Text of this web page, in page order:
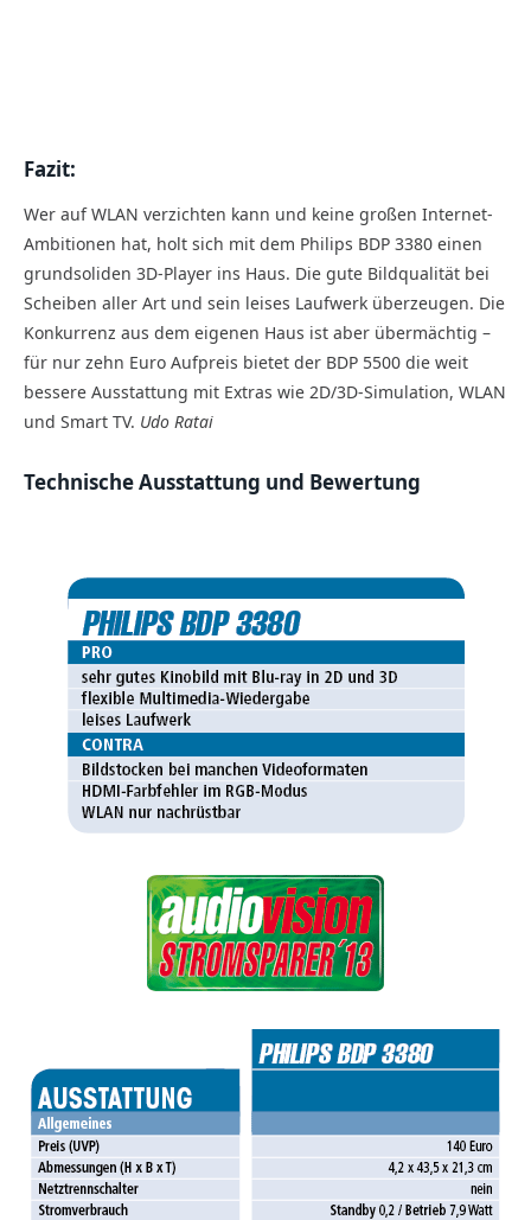
Fazit:
Wer auf WLAN verzichten kann und keine großen Internet-
Ambitionen hat, holt sich mit dem Philips BDP 3380 einen
grundsoliden 3D-Player ins Haus. Die gute Bildqualität bei
Scheiben aller Art und sein leises Laufwerk überzeugen. Die
Konkurrenz aus dem eigenen Haus ist aber übermächtig –
für nur zehn Euro Aufpreis bietet der BDP 5500 die weit
bessere Ausstattung mit Extras wie 2D/3D-Simulation, WLAN
und Smart TV. Udo Ratai
Technische Ausstattung und Bewertung